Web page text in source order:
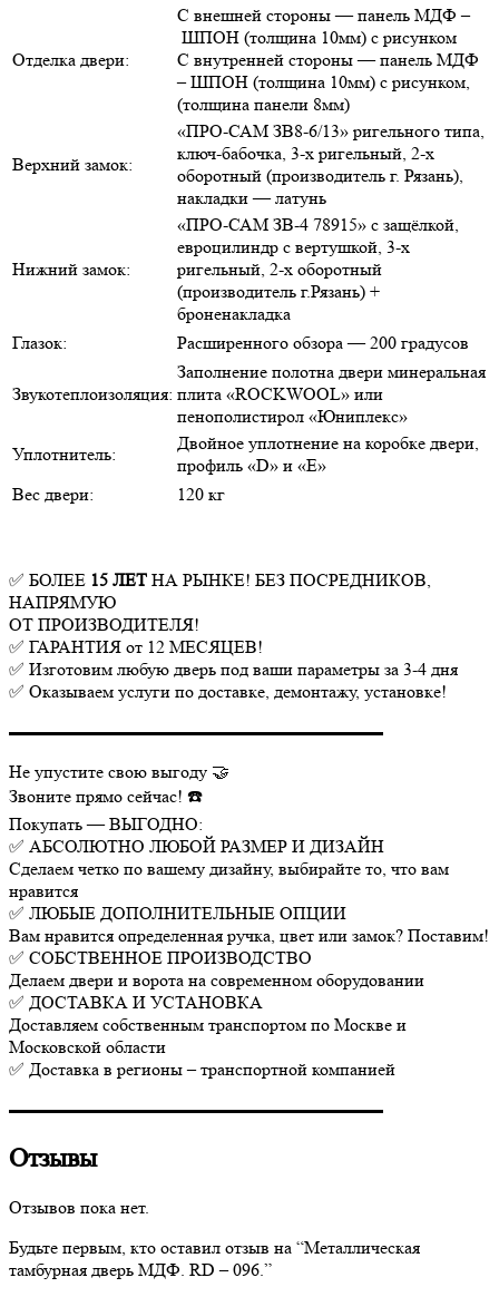
Отделка двери:
С внешней стороны — панель МДФ –
ШПОН (толщина 10мм) с рисунком
С внутренней стороны — панель МДФ
– ШПОН (толщина 10мм) с рисунком,
(толщина панели 8мм)
Верхний замок:
«ПРО-САМ ЗВ8-6/13» ригельного типа,
ключ-бабочка, 3-х ригельный, 2-х
оборотный (производитель г. Рязань),
накладки — латунь
Нижний замок:
«ПРО-САМ ЗВ-4 78915» с защёлкой,
евроцилиндр с вертушкой, 3-х
ригельный, 2-х оборотный
(производитель г.Рязань) +
броненакладка
Глазок:
Расширенного обзора — 200 градусов
Звукотеплоизоляция:
Заполнение полотна двери минеральная
плита «ROCKWOOL» или
пенополистирол «Юниплекс»
Уплотнитель:
Двойное уплотнение на коробке двери,
профиль «D» и «E»
Вес двери:
120 кг
✅ БОЛЕЕ 15 ЛЕТ НА РЫНКЕ! БЕЗ ПОСРЕДНИКОВ,
НАПРЯМУЮ
ОТ ПРОИЗВОДИТЕЛЯ!
✅ ГАРАНТИЯ от 12 МЕСЯЦЕВ!
✅ Изготовим любую дверь под ваши параметры за 3-4 дня
✅ Оказываем услуги по доставке, демонтажу, установке!
▬▬▬▬▬▬▬▬▬▬▬▬▬▬▬▬▬▬▬▬▬
Не упустите свою выгоду 🤝
Звоните прямо сейчас! ☎️
Покупать — ВЫГОДНО:
✅ АБСОЛЮТНО ЛЮБОЙ РАЗМЕР И ДИЗАЙН
Сделаем четко по вашему дизайну, выбирайте то, что вам
нравится
✅ ЛЮБЫЕ ДОПОЛНИТЕЛЬНЫЕ ОПЦИИ
Вам нравится определенная ручка, цвет или замок? Поставим!
✅ СОБСТВЕННОЕ ПРОИЗВОДСТВО
Делаем двери и ворота на современном оборудовании
✅ ДОСТАВКА И УСТАНОВКА
Доставляем собственным транспортом по Москве и
Московской области
✅ Доставка в регионы – транспортной компанией
▬▬▬▬▬▬▬▬▬▬▬▬▬▬▬▬▬▬▬▬▬
Отзывы
Отзывов пока нет.
Будьте первым, кто оставил отзыв на “Металлическая
тамбурная дверь МДФ. RD – 096.”